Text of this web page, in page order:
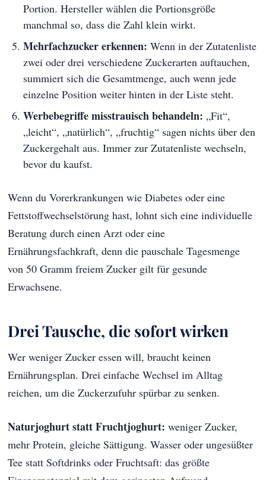
Portion. Hersteller wählen die Portionsgröße
manchmal so, dass die Zahl klein wirkt.
Mehrfachzucker erkennen: Wenn in der Zutatenliste
zwei oder drei verschiedene Zuckerarten auftauchen,
summiert sich die Gesamtmenge, auch wenn jede
einzelne Position weiter hinten in der Liste steht.
Werbebegriffe misstrauisch behandeln: „Fit“,
„leicht“, „natürlich“, „fruchtig“ sagen nichts über den
Zuckergehalt aus. Immer zur Zutatenliste wechseln,
bevor du kaufst.
Wenn du Vorerkrankungen wie Diabetes oder eine
Fettstoffwechselstörung hast, lohnt sich eine individuelle
Beratung durch einen Arzt oder eine
Ernährungsfachkraft, denn die pauschale Tagesmenge
von 50 Gramm freiem Zucker gilt für gesunde
Erwachsene.
Drei Tausche, die sofort wirken
Wer weniger Zucker essen will, braucht keinen
Ernährungsplan. Drei einfache Wechsel im Alltag
reichen, um die Zuckerzufuhr spürbar zu senken.
Naturjoghurt statt Fruchtjoghurt: weniger Zucker,
mehr Protein, gleiche Sättigung. Wasser oder ungesüßter
Tee statt Softdrinks oder Fruchtsaft: das größte